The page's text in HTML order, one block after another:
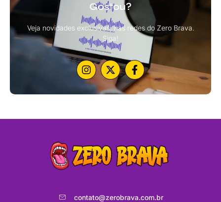
Gostou?
Veja novidades exclusivas, nas redes do Zero Brava.
Siga!
contato@zerobrava.com.br